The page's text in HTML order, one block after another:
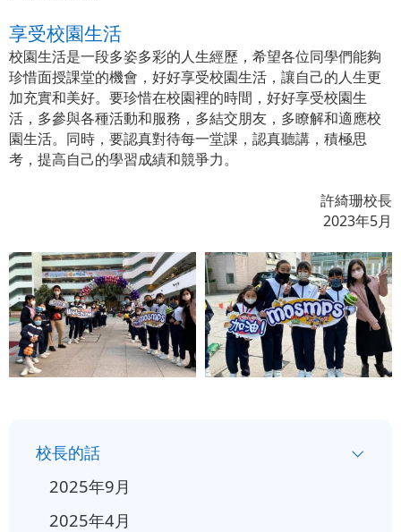
享受校園生活
校園生活是一段多姿多彩的人生經歷，希望各位同學們能夠
珍惜面授課堂的機會，好好享受校園生活，讓自己的人生更
加充實和美好。要珍惜在校園裡的時間，好好享受校園生
活，多參與各種活動和服務，多結交朋友，多瞭解和適應校
園生活。同時，要認真對待每一堂課，認真聽講，積極思
考，提高自己的學習成績和競爭力。
許綺珊校長
2023年5月
校長的話
2025年9月
2025年4月